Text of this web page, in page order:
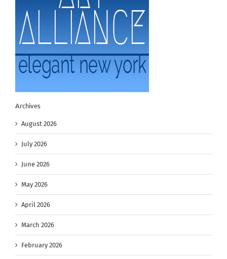
Archives
August 2026
July 2026
June 2026
May 2026
April 2026
March 2026
February 2026